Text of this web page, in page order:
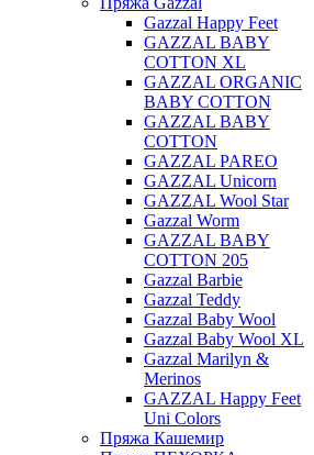
Gazzal Happy Feet
GAZZAL BABY
COTTON XL
GAZZAL ORGANIC
BABY COTTON
GAZZAL BABY
COTTON
GAZZAL PAREO
GAZZAL Unicorn
GAZZAL Wool Star
Gazzal Worm
GAZZAL BABY
COTTON 205
Gazzal Barbie
Gazzal Teddy
Gazzal Baby Wool
Gazzal Baby Wool XL
Gazzal Marilyn &
Merinos
GAZZAL Happy Feet
Uni Colors
Пряжа Кашемир